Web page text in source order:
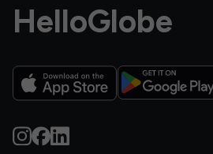
HelloGlobe